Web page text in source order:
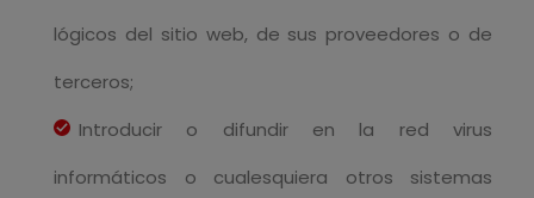
lógicos del sitio web, de sus proveedores o de
terceros;
Introducir o difundir en la red virus
informáticos o cualesquiera otros sistemas